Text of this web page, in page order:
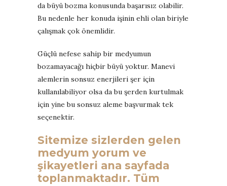
da büyü bozma konusunda başarısız olabilir.
Bu nedenle her konuda işinin ehli olan biriyle
çalışmak çok önemlidir.
Güçlü nefese sahip bir medyumun
bozamayacağı hiçbir büyü yoktur. Manevi
alemlerin sonsuz enerjileri şer için
kullanılabiliyor olsa da bu şerden kurtulmak
için yine bu sonsuz aleme başvurmak tek
seçenektir.
Sitemize sizlerden gelen
medyum yorum ve
şikayetleri ana sayfada
toplanmaktadır. Tüm